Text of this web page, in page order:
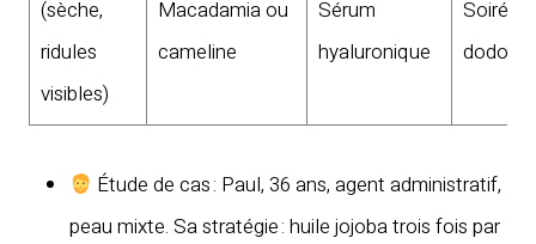
(sèche,
ridules
visibles)
Macadamia ou
cameline
Sérum
hyaluronique
Soirée/
dodo
Étude de cas : Paul, 36 ans, agent administratif,
peau mixte. Sa stratégie : huile jojoba trois fois par